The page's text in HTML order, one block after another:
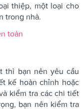
thiệp, một loại cho
trong nhà.
toàn
thì bạn nên yêu cầu
kế hoàn chỉnh hoặc
kiểm tra các chi tiết
bạn nên kiểm tra